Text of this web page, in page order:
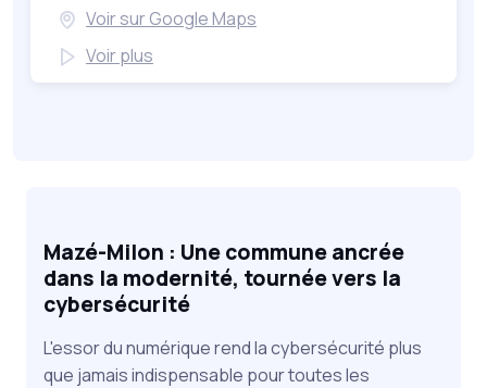
Voir sur Google Maps
Voir plus
Mazé-Milon : Une commune ancrée
dans la modernité, tournée vers la
cybersécurité
L'essor du numérique rend la cybersécurité plus
que jamais indispensable pour toutes les